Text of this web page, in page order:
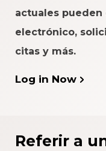
actuales
electrónico,
citas y más.
Log in Now
Referir a